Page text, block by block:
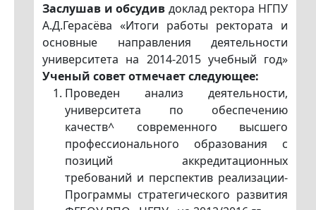
Заслушав и обсудив доклад ректора НГПУ
А.Д.Герасёва «Итоги работы ректората и
основные направления деятельности
университета на 2014-2015 учебный год»
Ученый совет отмечает следующее:
Проведен анализ деятельности,
университета по обеспечению
качеств^ современного высшего
профессионального образования с
позиций аккредитационных
требований и перспектив реализации-
Программы стратегического развития